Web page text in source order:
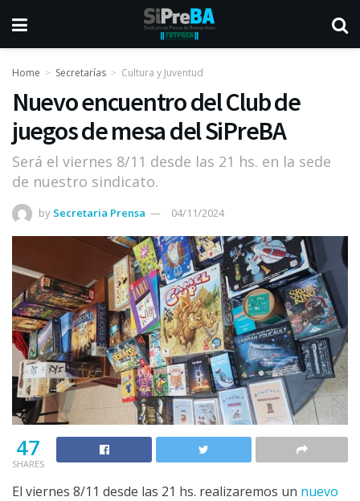
Home Secretarías Cultura y Juventud
Nuevo encuentro del Club de
juegos de mesa del SiPreBA
Será el viernes 8/11 desde las 21 hs. en la sede
de nuestro sindicato.
by Secretaria Prensa 04/11/2024
47
SHARES
El viernes 8/11 desde las 21 hs. realizaremos un nuevo